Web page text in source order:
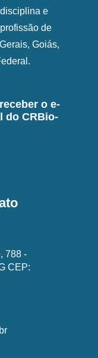
e
de
Goiás,
o e-
do CRBio-
788 -
CEP: